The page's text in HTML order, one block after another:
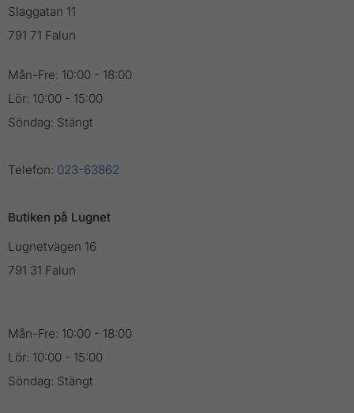
Slaggatan 11
791 71 Falun
Mån-Fre: 10:00 - 18:00
Lör: 10:00 - 15:00
Söndag: Stängt
Telefon: 023-63862
Butiken på Lugnet
Lugnetvägen 16
791 31 Falun
Mån-Fre: 10:00 - 18:00
Lör: 10:00 - 15:00
Söndag: Stängt